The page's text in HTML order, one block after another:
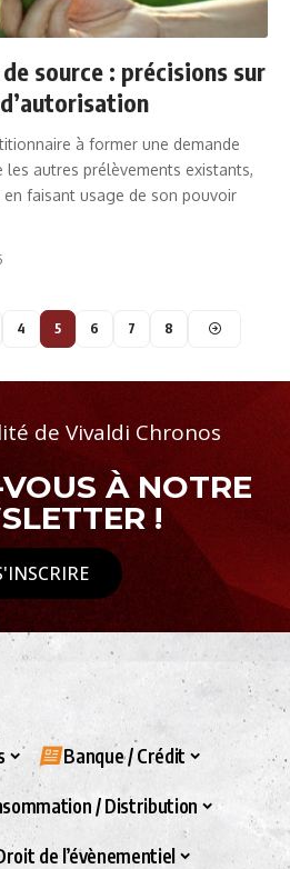
source : précisions sur
à former une demande
autres prélèvements existants,
faisant usage de son pouvoir
4 5 6 7 8
de Vivaldi Chronos
À NOTRE
!
Banque / Crédit
/ Distribution
de l’évènementiel